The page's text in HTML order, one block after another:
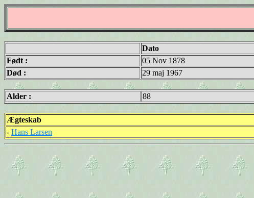
Dato
Født :
05 Nov 1878
Død :
29 maj 1967
Alder : 88
Ægteskab
- Hans Larsen